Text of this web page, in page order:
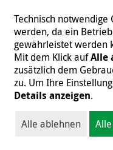
Technisch
werden, da ein
gewährleistet werden
Mit dem Klick aufAlle
zusätzlich dem
zu. Um Ihre
Details anzeigen.
Alle ablehnen